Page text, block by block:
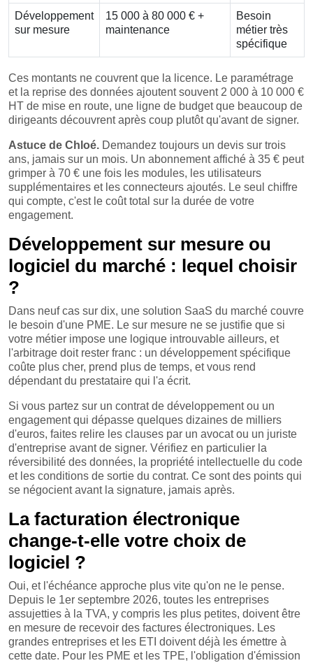
Développement
sur mesure
15 000 à 80 000 € +
maintenance
Besoin
métier très
spécifique
Ces montants ne couvrent que la licence. Le paramétrage
et la reprise des données ajoutent souvent 2 000 à 10 000 €
HT de mise en route, une ligne de budget que beaucoup de
dirigeants découvrent après coup plutôt qu'avant de signer.
Astuce de Chloé. Demandez toujours un devis sur trois
ans, jamais sur un mois. Un abonnement affiché à 35 € peut
grimper à 70 € une fois les modules, les utilisateurs
supplémentaires et les connecteurs ajoutés. Le seul chiffre
qui compte, c'est le coût total sur la durée de votre
engagement.
Développement sur mesure ou
logiciel du marché : lequel choisir
?
Dans neuf cas sur dix, une solution SaaS du marché couvre
le besoin d'une PME. Le sur mesure ne se justifie que si
votre métier impose une logique introuvable ailleurs, et
l'arbitrage doit rester franc : un développement spécifique
coûte plus cher, prend plus de temps, et vous rend
dépendant du prestataire qui l'a écrit.
Si vous partez sur un contrat de développement ou un
engagement qui dépasse quelques dizaines de milliers
d'euros, faites relire les clauses par un avocat ou un juriste
d'entreprise avant de signer. Vérifiez en particulier la
réversibilité des données, la propriété intellectuelle du code
et les conditions de sortie du contrat. Ce sont des points qui
se négocient avant la signature, jamais après.
La facturation électronique
change-t-elle votre choix de
logiciel ?
Oui, et l'échéance approche plus vite qu'on ne le pense.
Depuis le 1er septembre 2026, toutes les entreprises
assujetties à la TVA, y compris les plus petites, doivent être
en mesure de recevoir des factures électroniques. Les
grandes entreprises et les ETI doivent déjà les émettre à
cette date. Pour les PME et les TPE, l'obligation d'émission